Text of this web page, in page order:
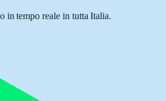
in tempo reale in tutta Italia.